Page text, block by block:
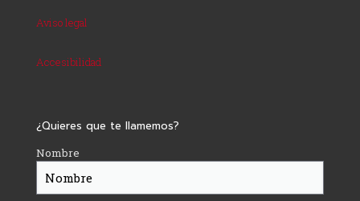
Aviso legal
Accesibilidad
¿Quieres que te llamemos?
Nombre